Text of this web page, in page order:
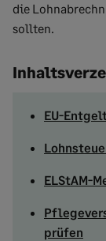
die
sollten.
EU-
ELStAM-
prüfen